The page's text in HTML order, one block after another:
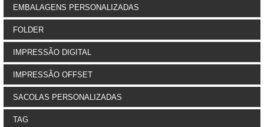
EMBALAGENS PERSONALIZADAS
FOLDER
IMPRESSÃO DIGITAL
IMPRESSÃO OFFSET
SACOLAS PERSONALIZADAS
TAG